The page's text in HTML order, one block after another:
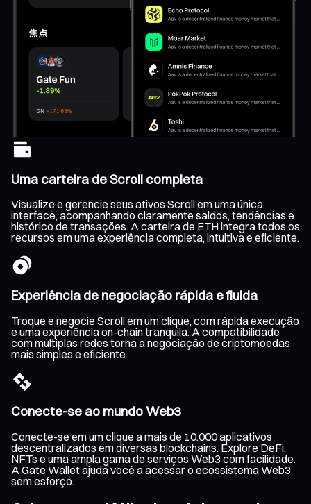
Uma carteira de Scroll completa
Visualize e gerencie seus ativos Scroll em uma única
interface, acompanhando claramente saldos, tendências e
histórico de transações. A carteira de ETH integra todos os
recursos em uma experiência completa, intuitiva e eficiente.
Experiência de negociação rápida e fluida
Troque e negocie Scroll em um clique, com rápida execução
e uma experiência on-chain tranquila. A compatibilidade
com múltiplas redes torna a negociação de criptomoedas
mais simples e eficiente.
Conecte-se ao mundo Web3
Conecte-se em um clique a mais de 10.000 aplicativos
descentralizados em diversas blockchains. Explore DeFi,
NFTs e uma ampla gama de serviços Web3 com facilidade.
A Gate Wallet ajuda você a acessar o ecossistema Web3
sem esforço.